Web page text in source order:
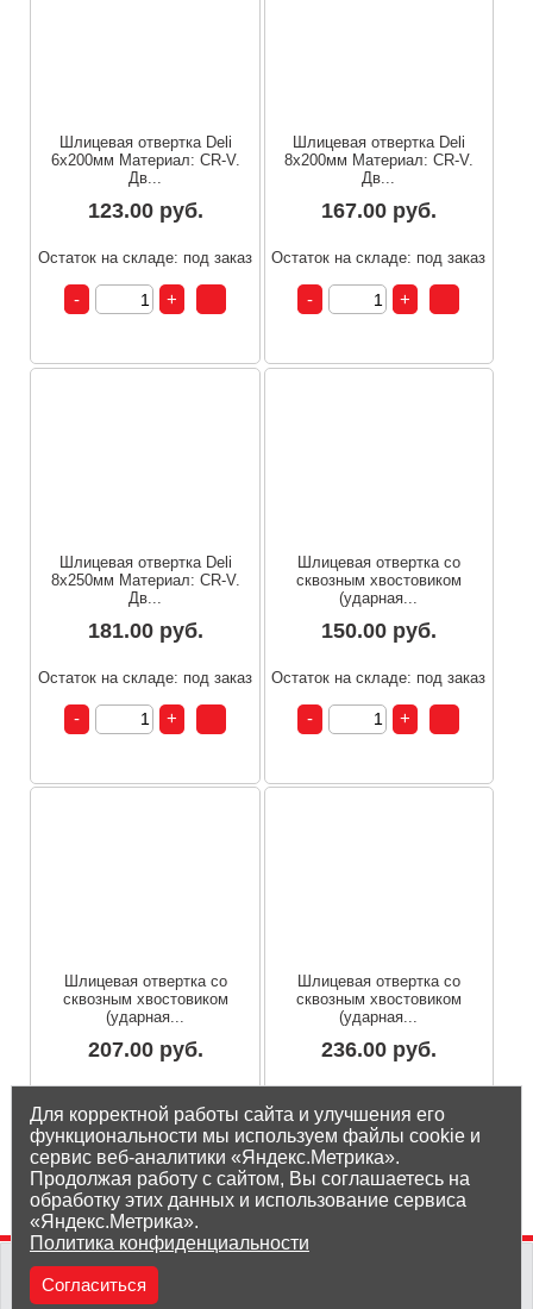
Шлицевая отвертка Deli
6х200мм Материал: CR-V.
Дв...
123.00 руб.
Остаток на складе: под заказ
Шлицевая отвертка Deli
8х200мм Материал: CR-V.
Дв...
167.00 руб.
Остаток на складе: под заказ
Шлицевая отвертка Deli
8х250мм Материал: CR-V.
Дв...
181.00 руб.
Остаток на складе: под заказ
Шлицевая отвертка со
сквозным хвостовиком
(ударная...
150.00 руб.
Остаток на складе: под заказ
Шлицевая отвертка со
сквозным хвостовиком
(ударная...
207.00 руб.
Шлицевая отвертка со
сквозным хвостовиком
(ударная...
236.00 руб.
Для корректной работы сайта и улучшения его
функциональности мы используем файлы cookie и
сервис веб-аналитики «Яндекс.Метрика».
Продолжая работу с сайтом, Вы соглашаетесь на
обработку этих данных и использование сервиса
«Яндекс.Метрика».
Политика конфиденциальности
Согласиться
(8212) 25-05-05